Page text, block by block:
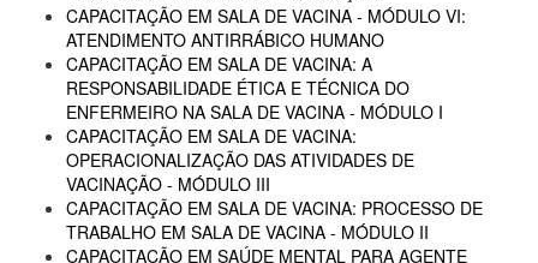
CAPACITAÇÃO EM SALA DE VACINA - MÓDULO VI:
ATENDIMENTO ANTIRRÁBICO HUMANO
CAPACITAÇÃO EM SALA DE VACINA: A
RESPONSABILIDADE ÉTICA E TÉCNICA DO
ENFERMEIRO NA SALA DE VACINA - MÓDULO I
CAPACITAÇÃO EM SALA DE VACINA:
OPERACIONALIZAÇÃO DAS ATIVIDADES DE
VACINAÇÃO - MÓDULO III
CAPACITAÇÃO EM SALA DE VACINA: PROCESSO DE
TRABALHO EM SALA DE VACINA - MÓDULO II
CAPACITAÇÃO EM SAÚDE MENTAL PARA AGENTE